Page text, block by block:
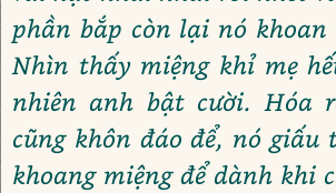
phần bắp còn lại nó
Nhìn thấy miệng khỉ mẹ
nhiên anh bật cười. Hóa
cũng khôn đáo để, nó giấu
khoang miệng để dành khi